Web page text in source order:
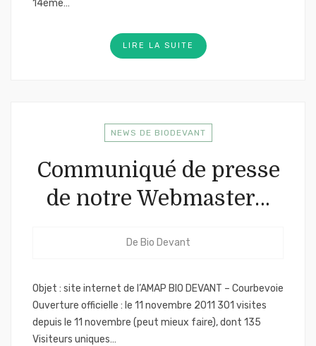
14ème…
LIRE LA SUITE
NEWS DE BIODEVANT
Communiqué de presse
de notre Webmaster…
De Bio Devant
Objet : site internet de l’AMAP BIO DEVANT – Courbevoie
Ouverture officielle : le 11 novembre 2011 301 visites
depuis le 11 novembre (peut mieux faire), dont 135
Visiteurs uniques…